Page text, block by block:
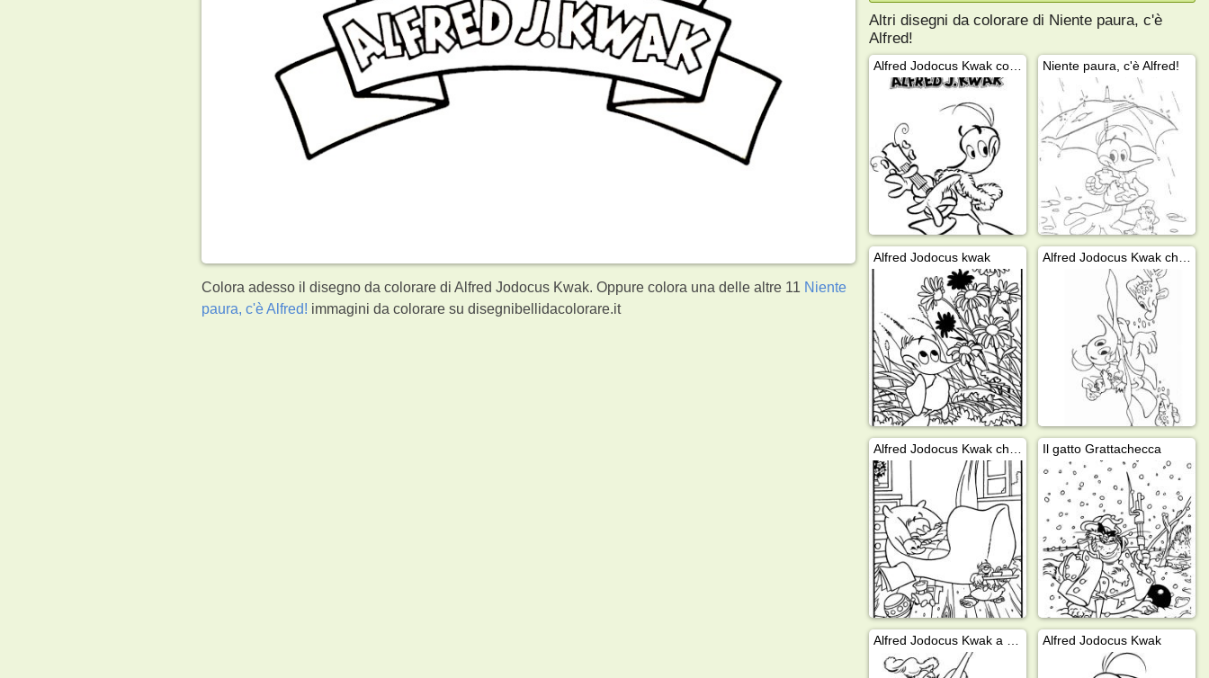
Colora adesso il disegno da colorare di Alfred Jodocus Kwak. Oppure colora una delle altre 11 Niente
paura, c'è Alfred! immagini da colorare su disegnibellidacolorare.it
Altri disegni da colorare di Niente paura, c'è
Alfred!
Alfred Jodocus Kwak con la chitarra Niente paura, c'è Alfred!
Alfred Jodocus kwak
Il gatto Grattachecca
Alfred Jodocus Kwak